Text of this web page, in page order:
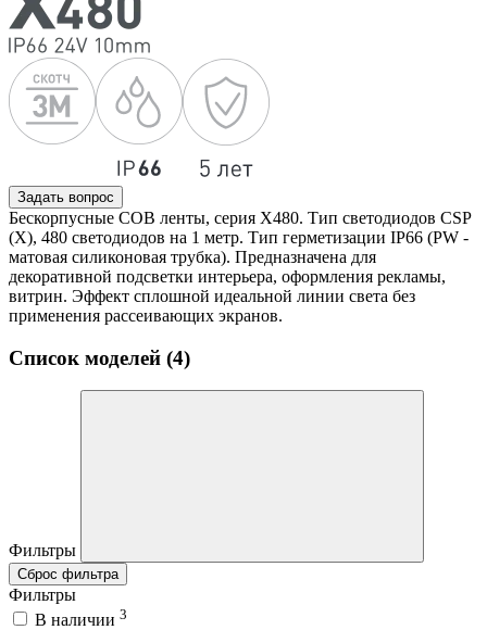
Задать вопрос
Бескорпусные COB ленты, серия X480. Тип светодиодов CSP
(X), 480 светодиодов на 1 метр. Тип герметизации IP66 (PW -
матовая силиконовая трубка). Предназначена для
декоративной подсветки интерьера, оформления рекламы,
витрин. Эффект сплошной идеальной линии света без
применения рассеивающих экранов.
Список моделей (4)
Фильтры
Сброс фильтра
Фильтры
В наличии 3